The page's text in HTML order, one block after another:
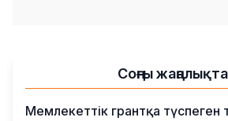
Соңғы
Мемлекеттік грантқа түспеген